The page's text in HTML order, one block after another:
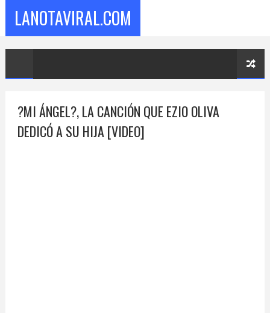
LANOTAVIRAL.COM
?MI ÁNGEL?, LA CANCIÓN QUE EZIO OLIVA
DEDICÓ A SU HIJA [VIDEO]